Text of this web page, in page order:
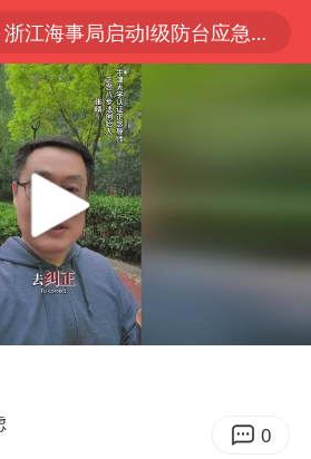
浙江海事局启动Ⅰ级防台应急响应
用AI造出新病毒意味着什么
美股创4月份以来最大单周涨幅
实时追踪台风白海豚
0